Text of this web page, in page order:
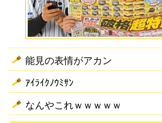
能見の表情がアカン
ｱｲﾗｲｸﾉｳﾐｻﾝ
なんやこれｗｗｗｗｗ